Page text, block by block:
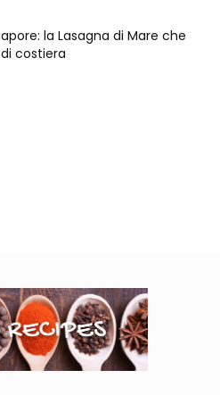
la Lasagna di Mare che
costiera